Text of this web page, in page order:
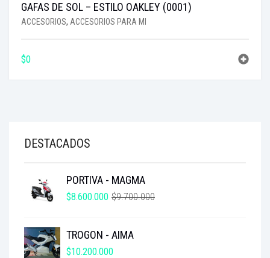
GAFAS DE SOL – ESTILO OAKLEY (0001)
ACCESORIOS, ACCESORIOS PARA MI
$0
DESTACADOS
PORTIVA - MAGMA
$9.700.000EL
$8.600.000
EL
TROGON - AIMA
$10.200.000